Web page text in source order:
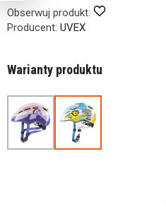
Obserwuj produkt:
Producent: UVEX
Warianty produktu